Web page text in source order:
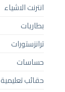
انترنت الاشياء
بطاريات
ترانزستورات
حساسات
حقائب تعليمية